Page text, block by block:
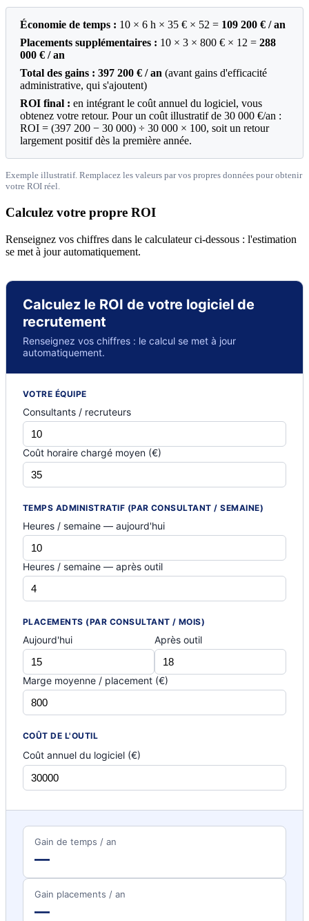
Économie de temps : 10 × 6 h × 35 € × 52 = 109 200 € / an
Placements supplémentaires : 10 × 3 × 800 € × 12 = 288
000 € / an
Total des gains : 397 200 € / an (avant gains d'efficacité
administrative, qui s'ajoutent)
ROI final : en intégrant le coût annuel du logiciel, vous
obtenez votre retour. Pour un coût illustratif de 30 000 €/an :
ROI = (397 200 − 30 000) ÷ 30 000 × 100, soit un retour
largement positif dès la première année.
Exemple illustratif. Remplacez les valeurs par vos propres données pour obtenir
votre ROI réel.
Calculez votre propre ROI
Renseignez vos chiffres dans le calculateur ci-dessous : l'estimation
se met à jour automatiquement.
Calculez le ROI de votre logiciel de
recrutement
Renseignez vos chiffres : le calcul se met à jour
automatiquement.
VOTRE ÉQUIPE
Consultants / recruteurs
Coût horaire chargé moyen (€)
TEMPS ADMINISTRATIF (PAR CONSULTANT / SEMAINE)
Heures / semaine — aujourd'hui
Heures / semaine — après outil
PLACEMENTS (PAR CONSULTANT / MOIS)
Aujourd'hui Après outil
Marge moyenne / placement (€)
COÛT DE L'OUTIL
Coût annuel du logiciel (€)
Gain de temps / an
—
Gain placements / an
—